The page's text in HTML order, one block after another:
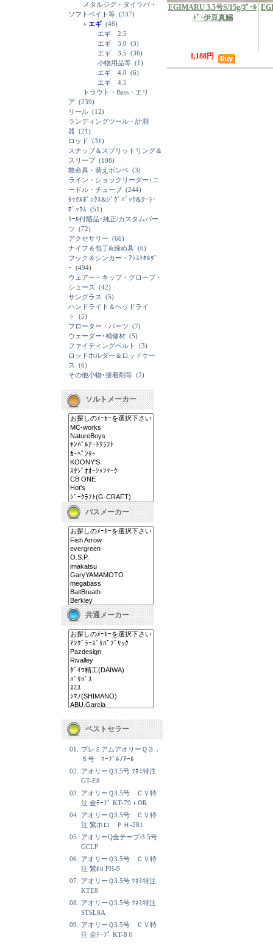
メタルジグ・タイラバ・
ソフトベイト等 (337)
+ エギ(46)
エギ 2.5
エギ 3.0 (3)
エギ 3.5 (36)
小物用品等 (1)
エギ 4.0 (6)
エギ 4.5
トラウト・Bass・エリ
ア (239)
リール (12)
ランディングツール・計測
器 (21)
ロッド (31)
スナップ＆スプリットリング＆
スリーブ (108)
救命具・替えボンベ (3)
ライン・ショックリーダー･ニ
ードル・チューブ (244)
ﾀｯｸﾙﾎﾞｯｸｽ&ｼﾞｸﾞﾊﾞｯｸ&ｸｰﾗｰ
ﾎﾞｯｸｽ (51)
ﾘｰﾙ付随品･純正/カスタムパー
ツ (72)
アクセサリー (66)
ナイフ＆包丁&締め具 (6)
フック＆シンカー・ｱｼｽﾄﾎﾙﾀﾞ
ｰ (494)
ウェアー・キップ・グローブ・
シューズ (42)
サングラス
(5)
ハンドライト＆ヘッドライ
ト
(5)
フローター・パーツ (7)
ウェーダー･補修材 (5)
ファイティングベルト
(3)
ロッドホルダー＆ロッドケー
ス
(6)
その他小物･接着剤等 (2)
ソルトメーカー
バスメーカー
共通メーカー
ベストセラー
01.
プレミアムアオリーＱ３．
５号 ﾏｰﾌﾞﾙﾉｱｰﾙ
02.
アオリーＱ3.5号 ﾂﾈﾐ特注
GT-E8
03.
アオリーＱ3.5号 ＣＶ特
注 金ﾃｰﾌﾟ KT-79＋OR
04.
アオリーＱ3.5号 ＣＶ特
注 紫ホロ ＰＨ-281
05.
アオリーQ金テープ/3.5号
GCLP
06.
アオリーＱ3.5号 ＣＶ特
注 紫ﾎﾛ PH-9
07.
アオリーＱ3.5号 ﾂﾈﾐ特注
KTE8
08.
アオリーＱ3.5号 ﾂﾈﾐ特注
STSL8A
09.
アオリーＱ3.5号 ＣＶ特
注 金ﾃｰﾌﾟ KT-8Ⅱ
EGIMARU 3.5号S/15g/ｺﾞｰﾙ
ﾄﾞ･伊豆真鰯
1,188円